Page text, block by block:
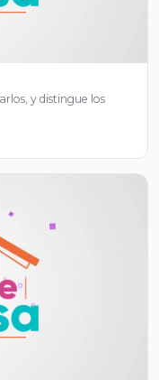
y distingue los